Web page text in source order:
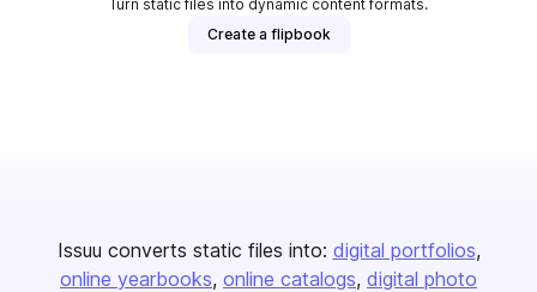
Turn static files into dynamic content formats.
Create a flipbook
Issuu converts static files into: digital portfolios
online yearbooks online catalogs digital photo